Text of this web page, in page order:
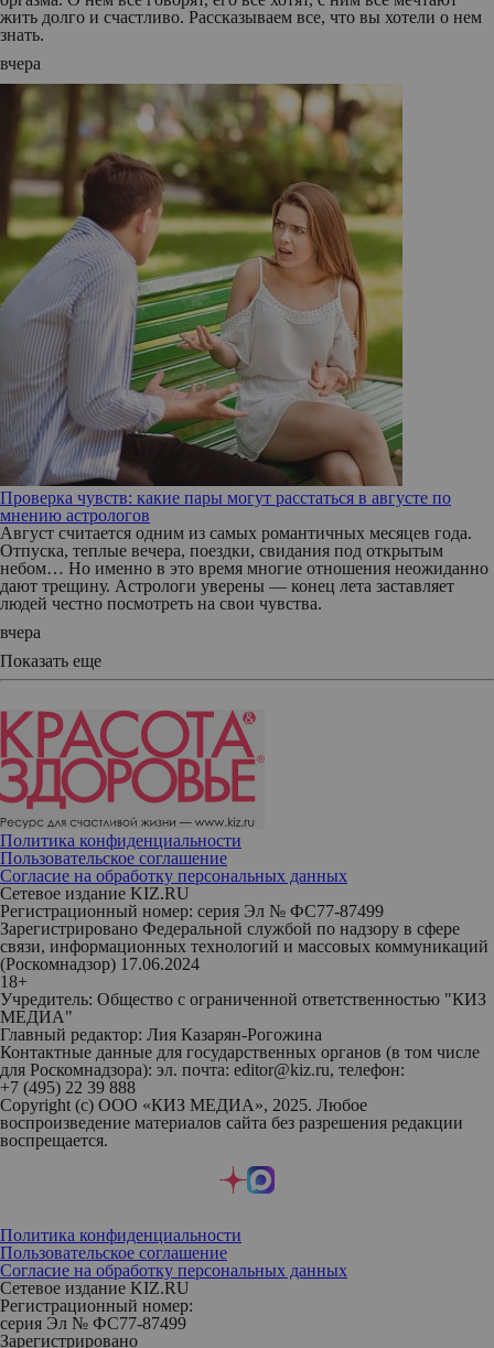
жить долго и счастливо. Рассказываем все, что вы хотели о нем
знать.
вчера
Проверка чувств: какие пары могут расстаться в августе по
мнению астрологов
Август считается одним из самых романтичных месяцев года.
Отпуска, теплые вечера, поездки, свидания под открытым
небом… Но именно в это время многие отношения неожиданно
дают трещину. Астрологи уверены — конец лета заставляет
людей честно посмотреть на свои чувства.
вчера
Показать еще
Политика конфиденциальности
Пользовательское соглашение
Согласие на обработку персональных данных
Сетевое издание KIZ.RU
Регистрационный номер: серия Эл № ФС77-87499
Зарегистрировано Федеральной службой по надзору в сфере
связи, информационных технологий и массовых коммуникаций
(Роскомнадзор) 17.06.2024
18+
Учредитель: Общество с ограниченной ответственностью "КИЗ
МЕДИА"
Главный редактор: Лия Казарян-Рогожина
Контактные данные для государственных органов (в том числе
для Роскомнадзора): эл. почта: editor@kiz.ru, телефон:
+7 (495) 22 39 888
Copyright (с) ООО «КИЗ МЕДИА», 2025. Любое
воспроизведение материалов сайта без разрешения редакции
воспрещается.
Политика конфиденциальности
Пользовательское соглашение
Согласие на обработку персональных данных
Сетевое издание KIZ.RU
Регистрационный номер:
серия Эл № ФС77-87499
Зарегистрировано